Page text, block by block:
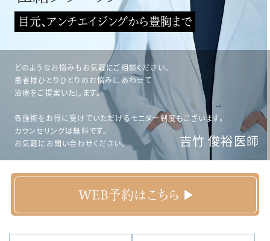
目元、アンチエイジングから豊胸まで
どのようなお悩みもお気軽にご相談ください。
患者様ひとりひとりのお悩みにあわせて
治療をご提案いたします。
各施術をお得に受けていただけるモニター制度もございます。
カウンセリングは無料です。
お気軽にお問い合わせください。
吉竹 俊裕医師
WEB予約はこちら ▶